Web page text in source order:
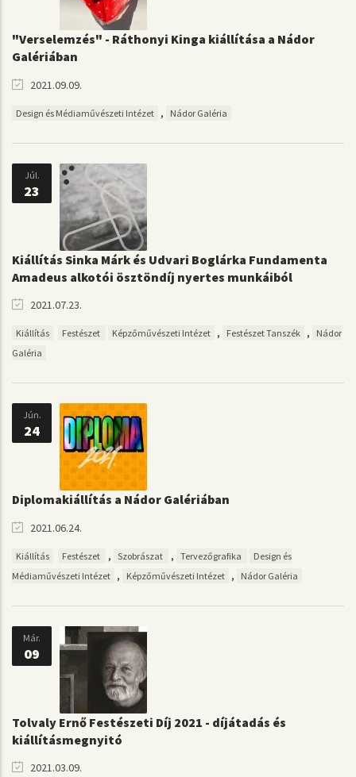
"Verselemzés" - Ráthonyi Kinga kiállítása a Nádor
Galériában
2021.09.09.
Design és Médiaművészeti Intézet , Nádor Galéria
Júl.
23
Kiállítás Sinka Márk és Udvari Boglárka Fundamenta
Amadeus alkotói ösztöndíj nyertes munkáiból
2021.07.23.
Kiállítás Festészet Képzőművészeti Intézet , Festészet Tanszék ,
Nádor
Galéria
Jún.
24
Diplomakiállítás a Nádor Galériában
2021.06.24.
Kiállítás Festészet , Szobrászat , Tervezőgrafika
Design és
Médiaművészeti Intézet , Képzőművészeti Intézet , Nádor Galéria
Már.
09
Tolvaly Ernő Festészeti Díj 2021 - díjátadás és
kiállításmegnyitó
2021.03.09.